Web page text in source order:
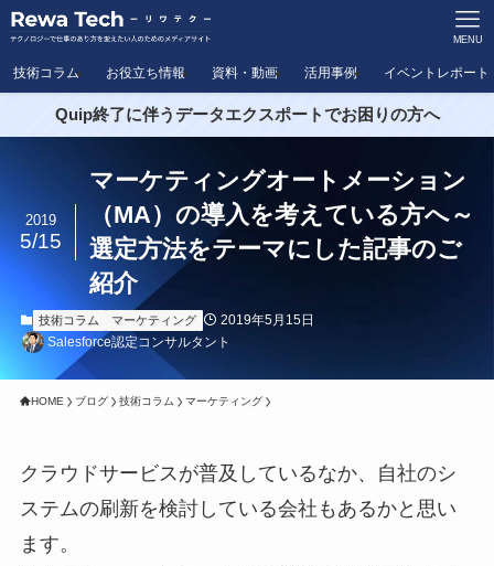
MENU
技術コラム お役立ち情報 資料・動画 活用事例 イベントレポート
Quip終了に伴うデータエクスポートでお困りの方へ
マーケティングオートメーション
（MA）の導入を考えている方へ～
選定方法をテーマにした記事のご
紹介
2019
5/15
技術コラム マーケティング
2019年5月15日
Salesforce認定コンサルタント
HOME ブログ 技術コラム マーケティング
クラウドサービスが普及しているなか、自社のシ
ステムの刷新を検討している会社もあるかと思い
ます。